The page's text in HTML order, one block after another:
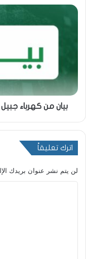
بيان من كهرباء
اترك تعليقاً
لن يتم نشر عنوان بريدك